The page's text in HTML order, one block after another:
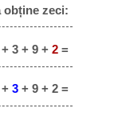
obține zeci:
3 + 9 + 2 =
+ 3 + 9 + 2 =